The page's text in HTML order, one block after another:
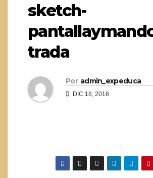
sketch-
trada
Por admin_expeduca
DIC 18, 2016